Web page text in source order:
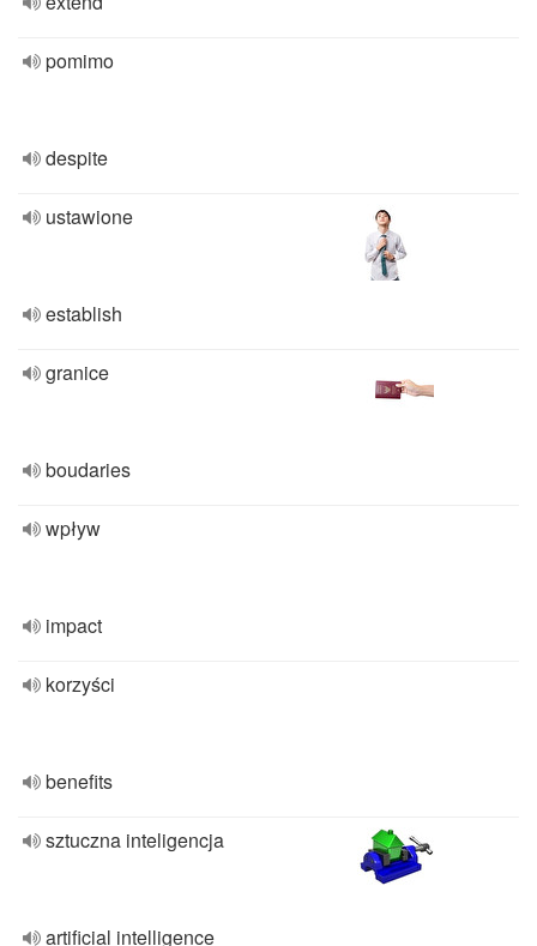
pomimo
despite
ustawione
establish
granice
boudaries
wpływ
impact
korzyści
benefits
sztuczna inteligencja
artificial intelligence